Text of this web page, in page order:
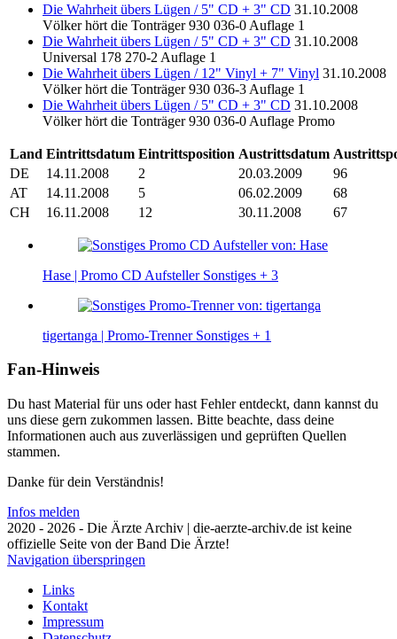
Die Wahrheit übers Lügen / 5" CD + 3" CD 31.10.2008
Völker hört die Tonträger 930 036-0 Auflage 1
Die Wahrheit übers Lügen / 5" CD + 3" CD 31.10.2008
Universal 178 270-2 Auflage 1
Die Wahrheit übers Lügen / 12" Vinyl + 7" Vinyl 31.10.2008
Völker hört die Tonträger 930 036-3 Auflage 1
Die Wahrheit übers Lügen / 5" CD + 3" CD 31.10.2008
Völker hört die Tonträger 930 036-0 Auflage Promo
Land Eintrittsdatum Eintrittsposition Austrittsdatum
DE
14.11.2008 2 20.03.2009
96
AT
14.11.2008 5 06.02.2009
68
CH
16.11.2008 12 30.11.2008 67
Hase | Promo CD Aufsteller Sonstiges + 3
tigertanga | Promo-Trenner Sonstiges + 1
Fan-Hinweis
Du hast Material für uns oder hast Fehler entdeckt, dann kannst du
uns diese gern zukommen lassen. Bitte beachte, dass deine
Informationen auch aus zuverlässigen und geprüften Quellen
stammen.
Danke für dein Verständnis!
Infos melden
2020 - 2026 - Die Ärzte Archiv | die-aerzte-archiv.de ist keine
offizielle Seite von der Band Die Ärzte!
Navigation überspringen
Links
Kontakt
Impressum